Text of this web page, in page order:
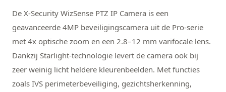
De X-Security WizSense PTZ IP Camera is een
geavanceerde 4MP beveiligingscamera uit de Pro-serie
met 4x optische zoom en een 2.8–12 mm varifocale lens.
Dankzij Starlight-technologie levert de camera ook bij
zeer weinig licht heldere kleurenbeelden. Met functies
zoals IVS perimeterbeveiliging, gezichtsherkenning,